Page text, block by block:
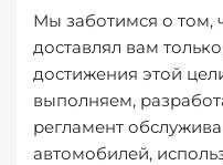
Мы заботимся о том,
доставлял вам
достижения этой
выполняем,
регламент
автомобилей,